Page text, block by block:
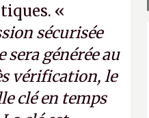
«
sécurisée
sera générée au
vérification, le
clé en temps